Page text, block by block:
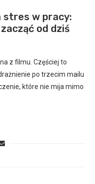
stres w pracy:
od dziś
z filmu. Częściej to
po trzecim mailu
które nie mija mimo